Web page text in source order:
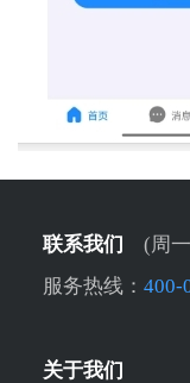
联系我们
(周
服务热线： 400-
关于我们